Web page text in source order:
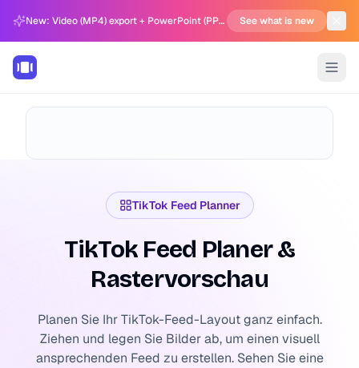
New: Video (MP4) export + PowerPoint (PPTX) support in Carousel Generator See what is new
TikTok Feed Planner
TikTok Feed Planer &
Rastervorschau
Planen Sie Ihr TikTok-Feed-Layout ganz einfach.
Ziehen und legen Sie Bilder ab, um einen visuell
ansprechenden Feed zu erstellen. Sehen Sie eine